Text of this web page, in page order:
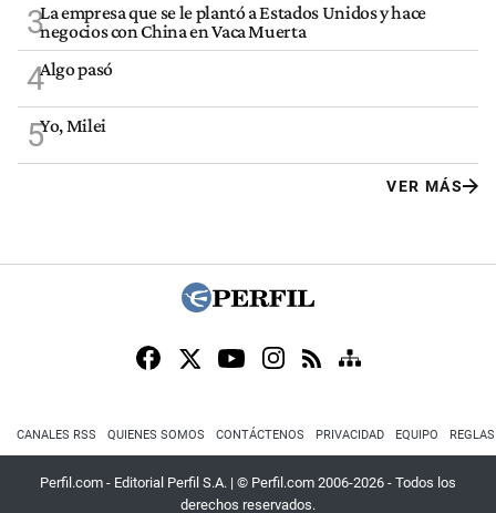
3La empresa que se le plantó a Estados Unidos y hace
negocios con China en Vaca Muerta
4Algo pasó
5Yo, Milei
VER MÁS
CANALES RSS QUIENES SOMOS CONTÁCTENOS PRIVACIDAD EQUIPO
Perfil.com - Editorial Perfil S.A. | © Perfil.com 2006-2026 - Todos los
derechos reservados.